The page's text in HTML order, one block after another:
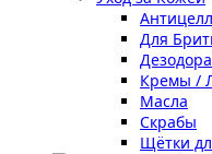
Для
Кремы /
Масла
Скрабы
Щётки